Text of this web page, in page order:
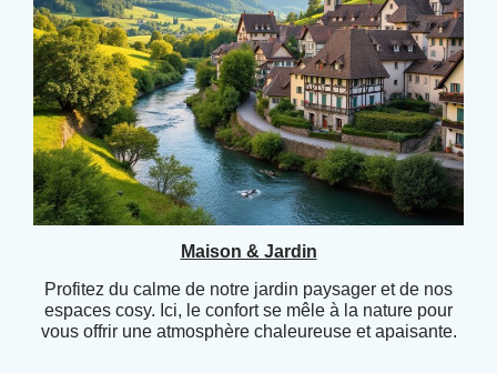
Maison & Jardin
Profitez du calme de notre jardin paysager et de nos
espaces cosy. Ici, le confort se mêle à la nature pour
vous offrir une atmosphère chaleureuse et apaisante.